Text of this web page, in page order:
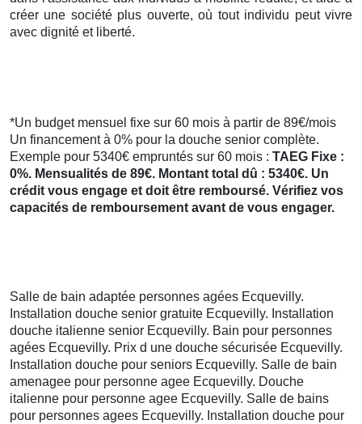
créer une société plus ouverte, où tout individu peut vivre
avec dignité et liberté.
*Un budget mensuel fixe sur 60 mois à partir de 89€/mois
Un financement à 0% pour la douche senior complète.
Exemple pour 5340€ empruntés sur 60 mois : TAEG Fixe :
0%. Mensualités de 89€. Montant total dû : 5340€. Un
crédit vous engage et doit être remboursé. Vérifiez vos
capacités de remboursement avant de vous engager.
Salle de bain adaptée personnes agées Ecquevilly.
Installation douche senior gratuite Ecquevilly. Installation
douche italienne senior Ecquevilly. Bain pour personnes
agées Ecquevilly. Prix d une douche sécurisée Ecquevilly.
Installation douche pour seniors Ecquevilly. Salle de bain
amenagee pour personne agee Ecquevilly. Douche
italienne pour personne agee Ecquevilly. Salle de bains
pour personnes agees Ecquevilly. Installation douche pour